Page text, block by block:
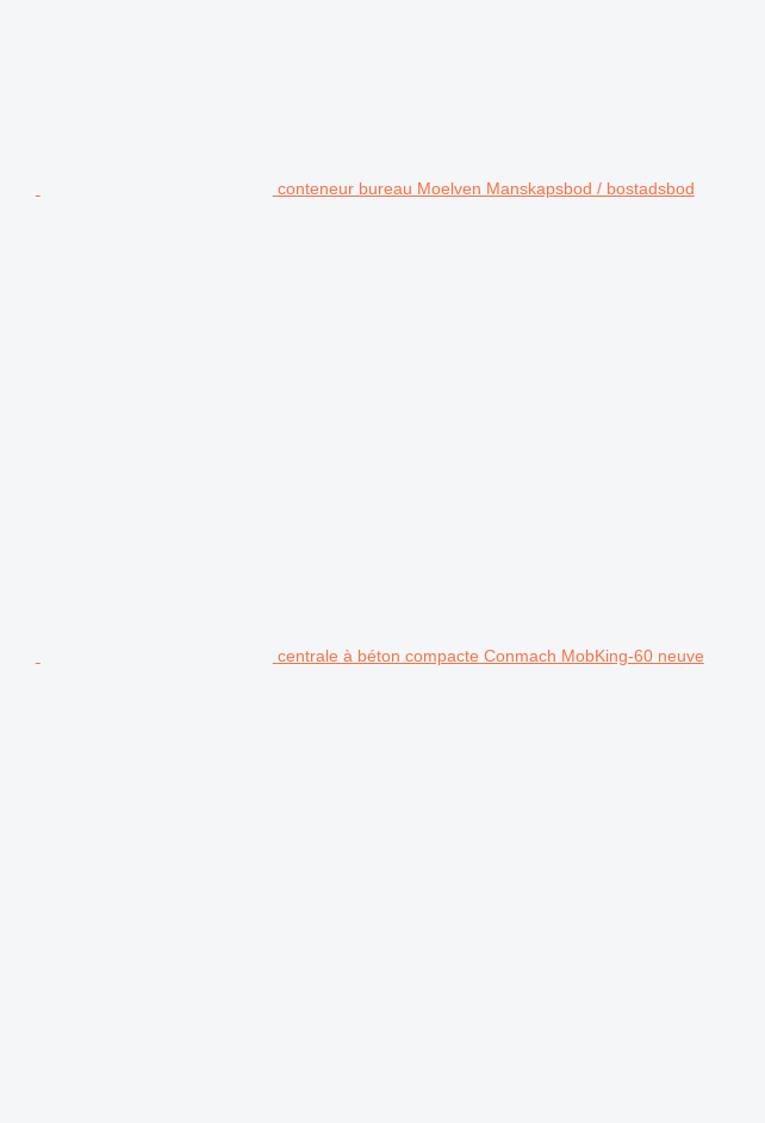
conteneur bureau Moelven Manskapsbod / bostadsbod
centrale à béton compacte Conmach MobKing-60 neuve